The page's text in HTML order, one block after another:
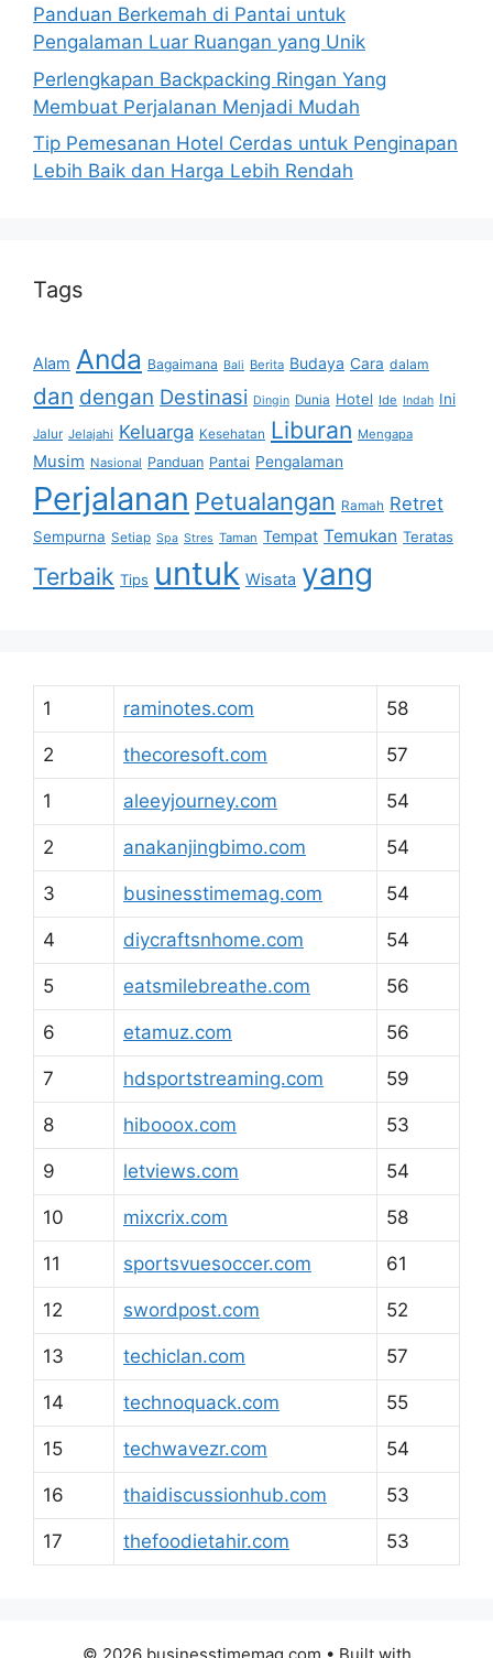
Panduan Berkemah di Pantai untuk
Pengalaman Luar Ruangan yang Unik
Perlengkapan Backpacking Ringan Yang
Membuat Perjalanan Menjadi Mudah
Tip Pemesanan Hotel Cerdas untuk Penginapan
Lebih Baik dan Harga Lebih Rendah
Tags
Alam Anda Bagaimana Bali Berita Budaya Cara dalam
dan dengan Destinasi Dingin Dunia Hotel Ide Indah Ini
Jalur Jelajahi Keluarga Kesehatan Liburan Mengapa
Musim Nasional Panduan Pantai Pengalaman
Perjalanan Petualangan Ramah Retret
Sempurna Setiap Spa Stres Taman Tempat Temukan Teratas
Terbaik Tips untuk Wisata yang
1 raminotes.com 58
2 thecoresoft.com 57
1 aleeyjourney.com 54
2 anakanjingbimo.com 54
3 businesstimemag.com 54
4 diycraftsnhome.com 54
5 eatsmilebreathe.com 56
6 etamuz.com 56
7 hdsportstreaming.com 59
8 hibooox.com 53
9 letviews.com 54
10 mixcrix.com 58
11 sportsvuesoccer.com 61
12 swordpost.com 52
13 techiclan.com 57
14 technoquack.com 55
15 techwavezr.com 54
16 thaidiscussionhub.com 53
17 thefoodietahir.com 53